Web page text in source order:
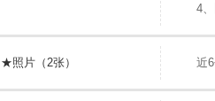
4
★照片（2张） 近